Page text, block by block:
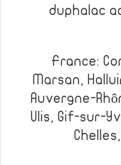
duphalac
France:
Marsan,
Auvergne-
Ulis, Gif-sur-